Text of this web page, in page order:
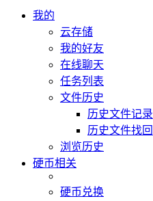
我的
云存储
我的好友
在线聊天
任务列表
文件历史
历史文件记录
历史文件找回
浏览历史
硬币相关
硬币兑换